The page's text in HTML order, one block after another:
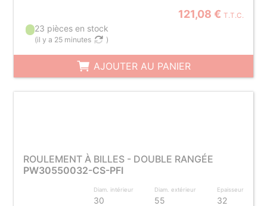
121,08 € T.T.C.
23 pièces en stock
(il y a 25 minutes )
AJOUTER AU PANIER
ROULEMENT À BILLES - DOUBLE RANGÉE
PW30550032-CS-PFI
Diam. intérieur
30
Diam. extérieur
55
Epaisseur
32